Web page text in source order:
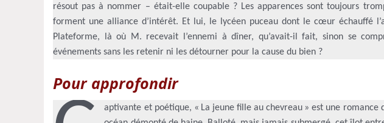
résout pas à nommer – était-elle coupable ? Les apparences sont toujours
forment une alliance d’intérêt. Et lui, le lycéen puceau dont le cœur échauffé
Plateforme, là où M. recevait l’ennemi à dîner, qu’avait-il fait, sinon se
événements sans les retenir ni les détourner pour la cause du bien ?
Pour approfondir
aptivante et poétique, « La jeune fille au chevreau » est une romance